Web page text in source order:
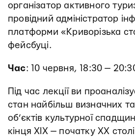
організатор активного
провідний адміністратор
платформи «Криворізька
фейсбуці.
Час: 10 червня, 18:30 —
Під час лекції ви
стан найбільш визначних
об’єктів культурної
кінця ХІХ — початку XX